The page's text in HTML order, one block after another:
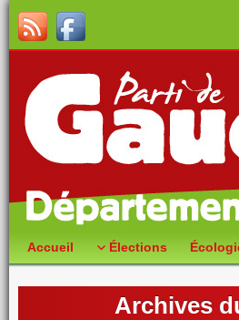
Accueil Élections
Archives